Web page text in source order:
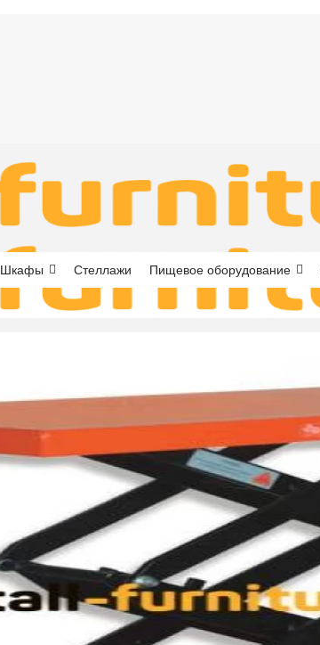
Шкафы Стеллажи Пищевое оборудование